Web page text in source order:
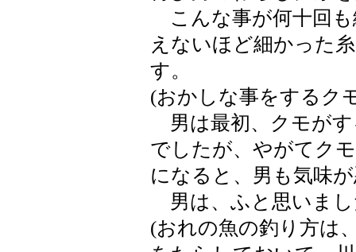
こんな事が何十回も
えないほど細かった
す。
(おかしな事をするク
男は最初、クモが
でしたが、やがてク
になると、男も気味
男は、ふと思いま
(おれの魚の釣り方は